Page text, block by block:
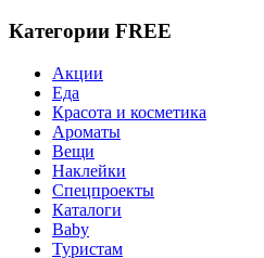
Категории FREE
Акции
Еда
Красота и косметика
Ароматы
Вещи
Наклейки
Спецпроекты
Каталоги
Baby
Туристам